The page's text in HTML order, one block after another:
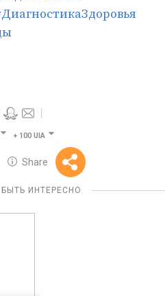
+ 100 UIA
Share
Reward
10 GOLOS
ИНТЕРЕСНО